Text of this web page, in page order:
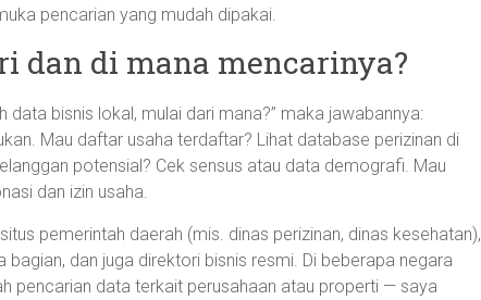
pencarian yang mudah dipakai.
dan di mana mencarinya?
data bisnis lokal, mulai dari mana?” maka jawabannya:
Mau daftar usaha terdaftar? Lihat database perizinan di
potensial? Cek sensus atau data demografi. Mau
dan izin usaha.
pemerintah daerah (mis. dinas perizinan, dinas kesehatan),
dan juga direktori bisnis resmi. Di beberapa negara
pencarian data terkait perusahaan atau properti — saya